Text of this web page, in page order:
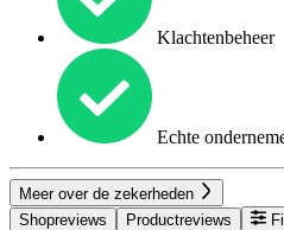
Klachtenbeheer
Echte
Meer over de zekerheden
Shopreviews
Productreviews